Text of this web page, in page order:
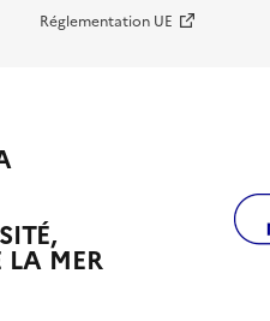
Réglementation UE
LA MER